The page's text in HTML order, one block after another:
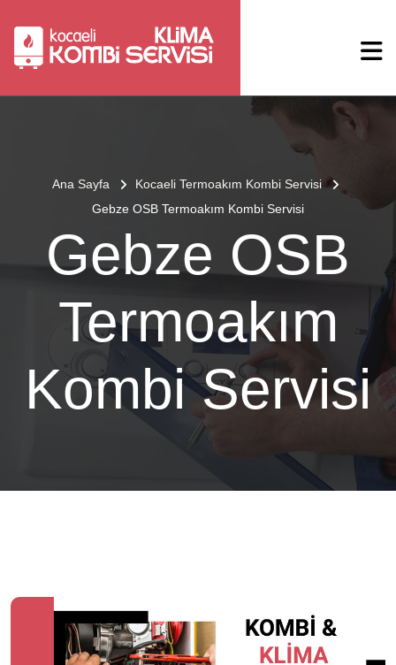
Ana Sayfa
Kocaeli Termoakım Kombi Servisi
Gebze OSB Termoakım Kombi Servisi
Gebze OSB
Termoakım
Kombi Servisi